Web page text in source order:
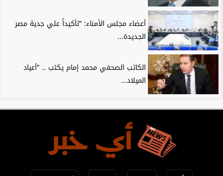
أعضاء مجلس الأمناء: ”تأكيداً علي جدية مصر
الجديدة...
الكاتب الصحفي محمد إمام يكتب .. ”أعياد
الميلاد...